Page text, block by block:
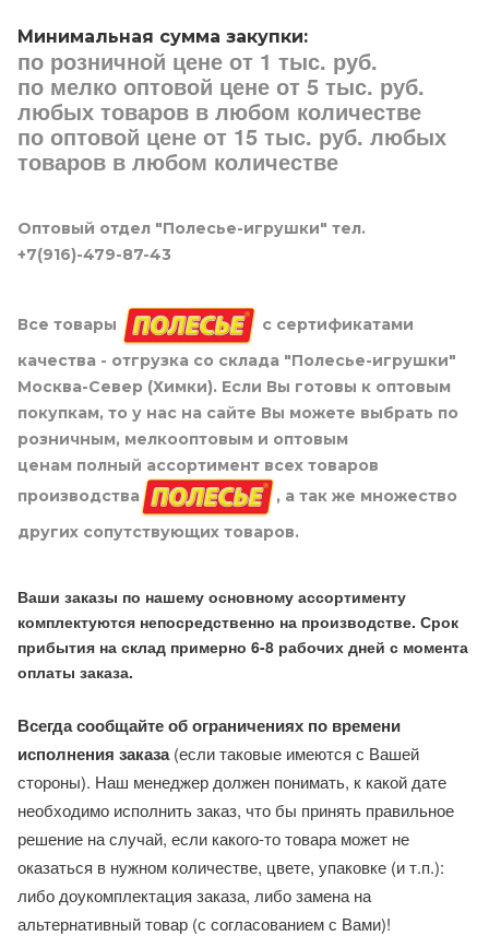
Минимальная сумма закупки:
по розничной цене от 1 тыс. руб.
по мелко оптовой цене от 5 тыс. руб.
любых товаров в любом количестве
по оптовой цене от 15 тыс. руб. любых
товаров в любом количестве
Оптовый отдел "Полесье-игрушки" тел.
+7(916)-479-87-43
Все товары
с сертификатами
качества - отгрузка со склада "Полесье-игрушки"
Москва-Север (Химки). Если Вы готовы к оптовым
покупкам, то у нас на сайте Вы можете выбрать по
розничным, мелкооптовым и оптовым
ценам полный ассортимент всех товаров
производства
, а так же множество
других сопутствующих товаров.
Ваши заказы по нашему основному ассортименту
комплектуются непосредственно на производстве. Срок
прибытия на склад примерно 6-8 рабочих дней с момента
оплаты заказа.
Всегда сообщайте об ограничениях по времени
исполнения заказа(если таковые имеются с Вашей
стороны). Наш менеджер должен понимать, к какой дате
необходимо исполнить заказ, что бы принять правильное
решение на случай, если какого-то товара может не
оказаться в нужном количестве, цвете, упаковке (и т.п.):
либо доукомплектация заказа, либо замена на
альтернативный товар (с согласованием с Вами)!